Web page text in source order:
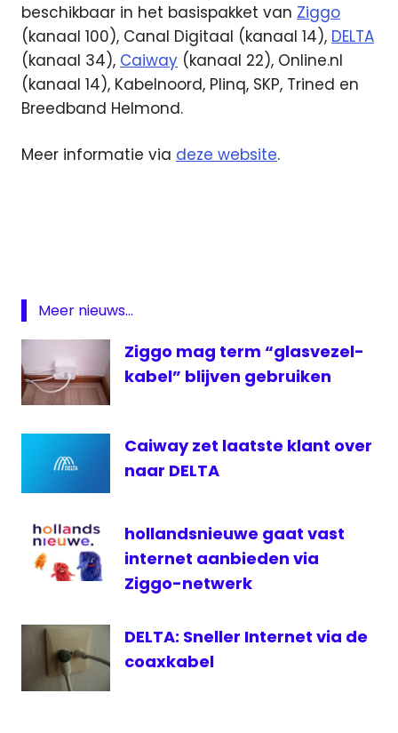
beschikbaar in het basispakket van Ziggo
(kanaal 100), Canal Digitaal (kanaal 14), DELTA
(kanaal 34), Caiway (kanaal 22), Online.nl
(kanaal 14), Kabelnoord, Plinq, SKP, Trined en
Breedband Helmond.
Meer informatie via deze website.
ziggo
Meer nieuws...
Ziggo mag term “glasvezel-
kabel” blijven gebruiken
Caiway zet laatste klant over
naar DELTA
hollandsnieuwe gaat vast
internet aanbieden via
Ziggo-netwerk
DELTA: Sneller Internet via de
coaxkabel